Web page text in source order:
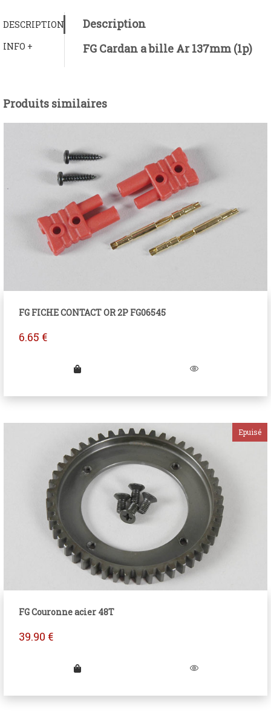
DESCRIPTION
INFO +
Description
FG Cardan a bille Ar 137mm (1p)
Produits similaires
FG FICHE CONTACT OR 2P FG06545
6.65 €
FG Couronne acier 48T
39.90 €